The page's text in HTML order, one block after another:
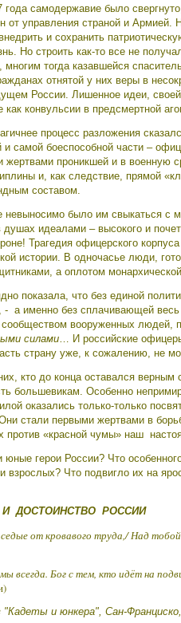
самодержавие было
от управления страной и
и сохранить
Но строить как-то все не
многим тогда казавшейся
отнятой у них веры в
России. Лишенное идеи,
как конвульсии в предсмертной
процесс разложения
и самой боеспособной части –
жертвами проникшей и в военную
и, как следствие, прямой
составом.
невыносимо было им свыкаться с
идеалами – высокого и
Трагедия офицерского
истории. В одночасье люди,
а оплотом
показала, что без единой
- а именно без сплачивающей
вооруженных людей,
силами… И российские
страну уже, к сожалению, не
кто до конца оставался верным
большевикам. Особенно
оказались только-только
стали первыми жертвами в
против «красной чумы» наш
герои России? Что
взрослых? Что подвигло их на
ДОСТОИНСТВО РОССИИ
от кровавого труда,/ Над
всегда. Бог с тем, кто идёт на
и юнкера", Сан-